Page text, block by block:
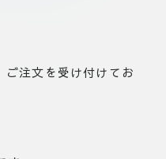
注文を受け付けてお